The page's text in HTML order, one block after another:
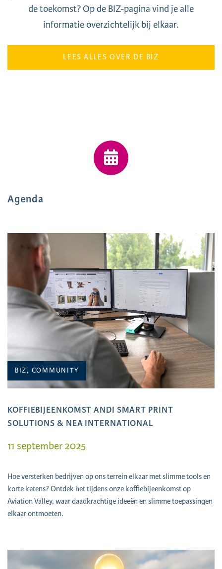
de toekomst? Op de BIZ-pagina vind je alle
informatie overzichtelijk bij elkaar.
LEES ALLES OVER DE BIZ
Agenda
BIZ, COMMUNITY
KOFFIEBIJEENKOMST ANDI SMART PRINT
SOLUTIONS & NEA INTERNATIONAL
11 september 2025
Hoe versterken bedrijven op ons terrein elkaar met slimme tools en
korte ketens? Ontdek het tijdens onze koffiebijeenkomst op
Aviation Valley, waar daadkrachtige ideeën en slimme toepassingen
elkaar ontmoeten.